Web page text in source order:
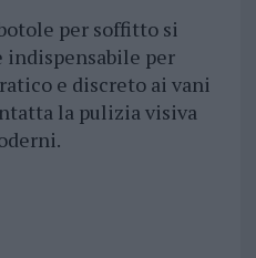
per soffitto si
indispensabile per
e discreto ai vani
la pulizia visiva